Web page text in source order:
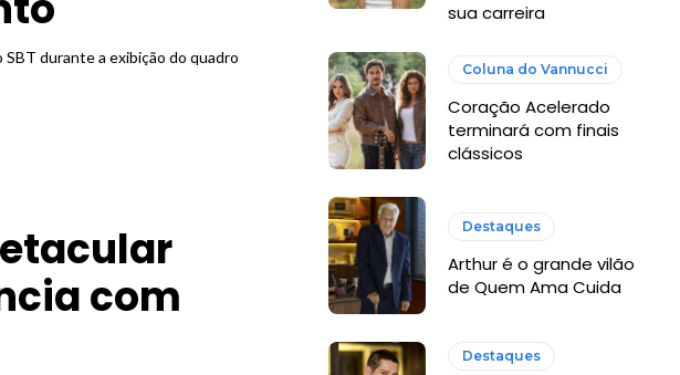
durante a exibição do quadro
com
sua carreira
Coluna do Vannucci
Coração Acelerado
terminará com finais
clássicos
Destaques
Arthur é o grande vilão
de Quem Ama Cuida
Destaques